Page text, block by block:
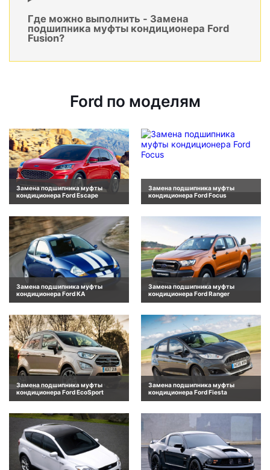
Где можно выполнить - Замена
подшипника муфты кондиционера Ford
Fusion?
Ford по моделям
Замена подшипника муфты
кондиционера Ford Escape
Замена подшипника муфты
кондиционера Ford Focus
Замена подшипника муфты
кондиционера Ford KA
Замена подшипника муфты
кондиционера Ford Ranger
Замена подшипника муфты
кондиционера Ford EcoSport
Замена подшипника муфты
кондиционера Ford Fiesta